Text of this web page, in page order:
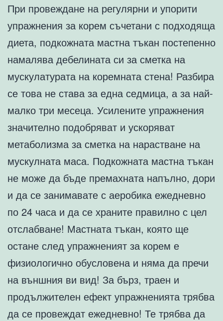
При провеждане на регулярни и упорити
упражнения за корем съчетани с подходяща
диета, подкожната мастна тъкан постепенно
намалява дебелината си за сметка на
мускулатурата на коремната стена! Разбира
се това не става за една седмица, а за най-
малко три месеца. Усилените упражнения
значително подобряват и ускоряват
метаболизма за сметка на нарастване на
мускулната маса. Подкожната мастна тъкан
не може да бъде премахната напълно, дори
и да се занимавате с аеробика ежедневно
по 24 часа и да се храните правилно с цел
отслабване! Мастната тъкан, която ще
остане след упражненият за корем е
физиологично обусловена и няма да пречи
на външния ви вид! За бърз, траен и
продължителен ефект упражненията трябва
да се провеждат ежедневно! Те трябва да